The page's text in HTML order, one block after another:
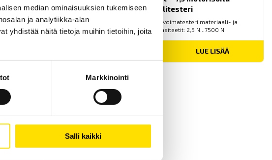
median ominaisuuksien tukemiseen
ja analytiikka-alan
yhdistää näitä tietoja muihin tietoihin, joita
Markkinointi
Salli kaikki
ja
materiaalitesteri
PC-ohjattu testijalusta/vetovoimatesteri materiaali- ja
tuotetestaukseen. Kapasiteetit: 2,5 N...7500 N
LUE LISÄÄ